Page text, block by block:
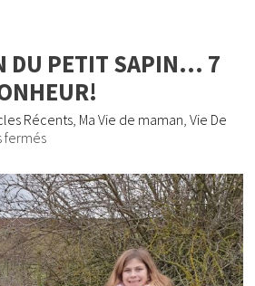
DU PETIT SAPIN… 7
Récents, Ma Vie de maman,Vie De
fermés